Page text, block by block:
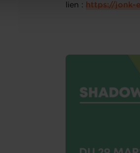
lien : https://jonk-